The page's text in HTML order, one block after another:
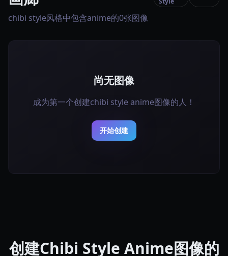
chibi style风格中包含anime的0张图像
尚无图像
成为第一个创建chibi style anime图像的人！
开始创建
创建Chibi Style Anime图像的